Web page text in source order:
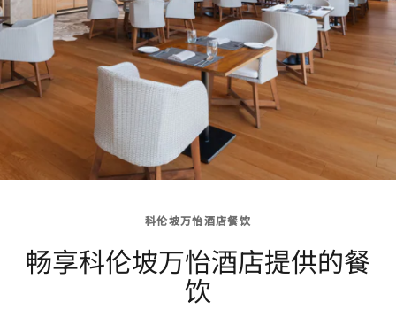
科伦坡万怡酒店餐饮
畅享科伦坡万怡酒店提供的餐
饮